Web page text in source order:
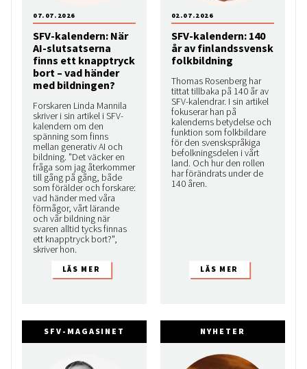
SFV-kalendern: När
AI-slutsatserna
finns ett knapptryck
bort – vad händer
med bildningen?
Forskaren Linda Mannila
skriver i sin artikel i SFV-
kalendern om den
spänning som finns
mellan generativ AI och
bildning. "Det väcker en
fråga som jag återkommer
till gång på gång, både
som förälder och forskare:
vad händer med våra
förmågor, vårt lärande
och vår bildning när
svaren alltid tycks finnas
ett knapptryck bort?",
skriver hon.
07.07.2026
SFV-kalendern: 140
år av finlandssvensk
folkbildning
Thomas Rosenberg har
tittat tillbaka på 140 år av
SFV-kalendrar. I sin artikel
fokuserar han på
kalenderns betydelse och
funktion som folkbildare
för den svenskspråkiga
befolkningsdelen i vårt
land. Och hur den rollen
har förändrats under de
140 åren.
02.07.2026
SFV-MAGASINET NYHETER